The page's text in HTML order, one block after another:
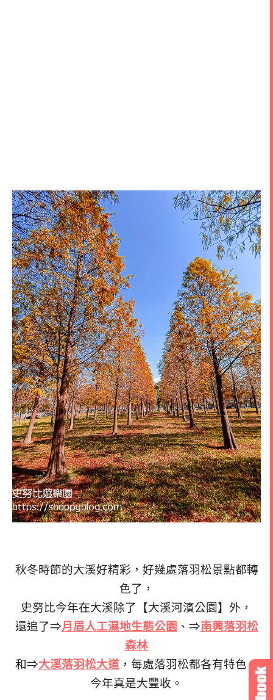
秋冬時節的大溪好精彩，好幾處落羽松景點都轉
色了，
史努比今年在大溪除了【大溪河濱公園】外，
還追了⇒月眉人工濕地生態公園 、⇒南興落羽松
森林
和⇒大溪落羽松大道，每處落羽松都各有特色，
今年真是大豐收。